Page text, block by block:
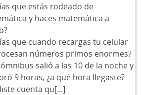
que estás rodeado de
y haces matemática a
que cuando recargas tu celular
números primos enormes?
salió a las 10 de la noche y
9 horas, ¿a qué hora llegaste?
cuenta qu[...]